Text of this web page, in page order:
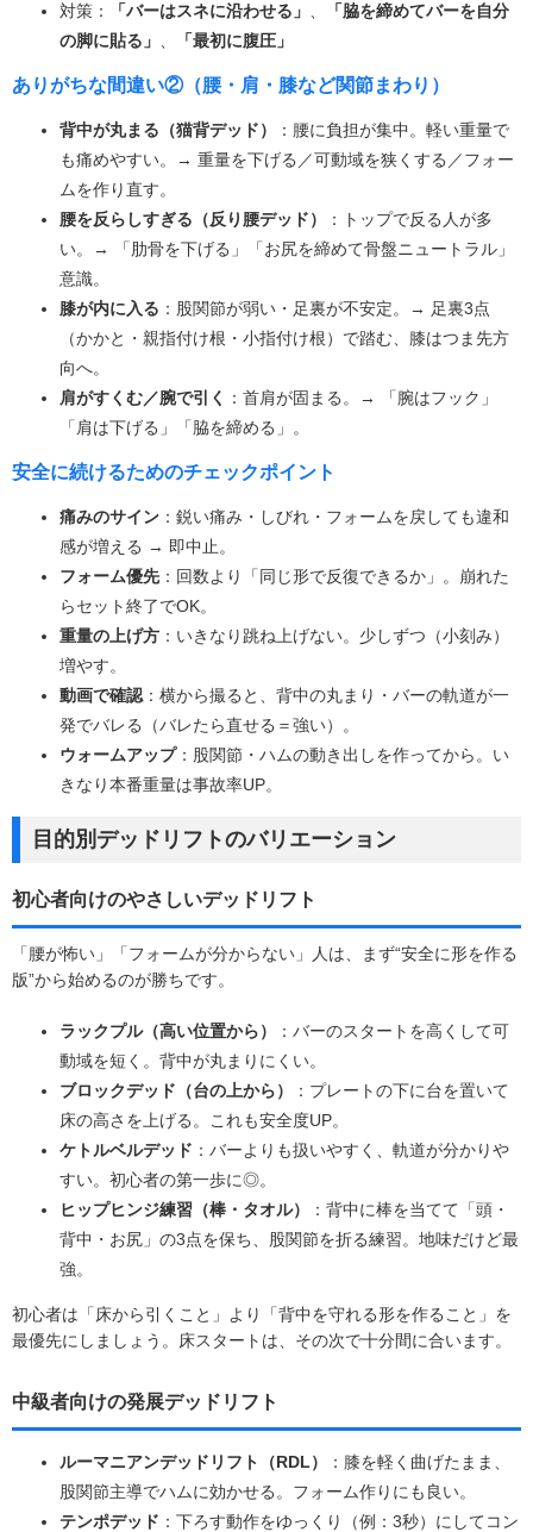
対策： 「バーはスネに沿わせる」
「脇を締めてバーを自分
の脚に貼る」
「最初に腹圧」
ありがちな間違い②（腰・肩・膝など関節まわり）
背中が丸まる（猫背デッド）
：腰に負担が集中。軽い重量で
も痛めやすい。→ 重量を下げる／可動域を狭くする／フォー
ムを作り直す。
腰を反らしすぎる（反り腰デッド）
：トップで反る人が多
い。→ 「肋骨を下げる」「お尻を締めて骨盤ニュートラル」
意識。
膝が内に入る ：股関節が弱い・足裏が不安定。→ 足裏3点
（かかと・親指付け根・小指付け根）で踏む、膝はつま先方
向へ。
肩がすくむ／腕で引く
：首肩が固まる。→ 「腕はフック」
「肩は下げる」「脇を締める」。
安全に続けるためのチェックポイント
痛みのサイン ：鋭い痛み・しびれ・フォームを戻しても違和
感が増える → 即中止。
フォーム優先：回数より「同じ形で反復できるか」。崩れた
らセット終了でOK。
重量の上げ方 ：いきなり跳ね上げない。少しずつ（小刻み）
増やす。
動画で確認 ：横から撮ると、背中の丸まり・バーの軌道が一
発でバレる（バレたら直せる＝強い）。
ウォームアップ：股関節・ハムの動き出しを作ってから。い
きなり本番重量は事故率UP。
目的別デッドリフトのバリエーション
初心者向けのやさしいデッドリフト
「腰が怖い」「フォームが分からない」人は、まず“安全に形を作る
版”から始めるのが勝ちです。
ラックプル（高い位置から）
：バーのスタートを高くして可
動域を短く。背中が丸まりにくい。
ブロックデッド（台の上から）
：プレートの下に台を置いて
床の高さを上げる。これも安全度UP。
ケトルベルデッド ：バーよりも扱いやすく、軌道が分かりや
すい。初心者の第一歩に◎。
ヒップヒンジ練習（棒・タオル）
：背中に棒を当てて「頭・
背中・お尻」の3点を保ち、股関節を折る練習。地味だけど最
強。
初心者は「床から引くこと」より「背中を守れる形を作ること」を
最優先にしましょう。床スタートは、その次で十分間に合います。
中級者向けの発展デッドリフト
ルーマニアンデッドリフト（RDL）
：膝を軽く曲げたまま、
股関節主導でハムに効かせる。フォーム作りにも良い。
テンポデッド ：下ろす動作をゆっくり（例：3秒）にしてコン